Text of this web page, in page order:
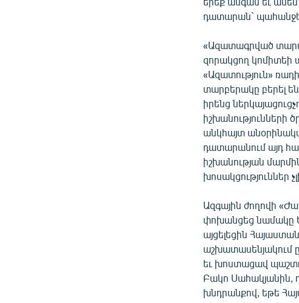
դատարան`
«Ազատագրված
զորակցող կոմիտեի
«Ազատություն»
տարբերակը բերել
իրենց
իշխանությունների
անկհայտ
դատարանում այդ
իշխանության
խոսակցություններ
Ազգային ժողովի
փոխանցեց նամակը
այցելեցին
աշխատասենյակում
եւ խոստացավ
Բակո Սահակյանին,
խնդրանքով, եթե